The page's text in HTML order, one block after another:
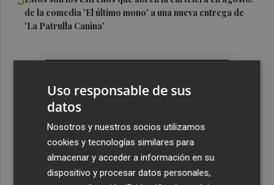
de la comedia 'El último mono' a una nueva entrega de
'La Patrulla Canina'
Uso responsable de sus
datos
Nosotros y nuestros socios utilizamos
cookies y tecnologías similares para
almacenar y acceder a información en su
dispositivo y procesar datos personales,